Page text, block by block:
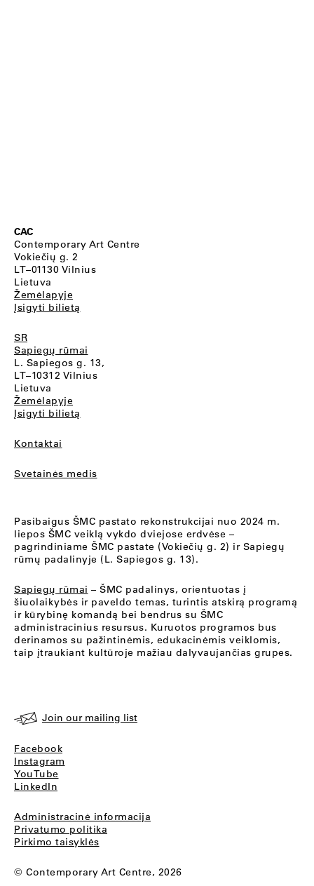
CAC
Contemporary Art Centre
Vokiečių g. 2
LT–01130 Vilnius
Lietuva
Žemėlapyje
Įsigyti bilietą
SR
Sapiegų rūmai
L. Sapiegos g. 13,
LT–10312 Vilnius
Lietuva
Žemėlapyje
Įsigyti bilietą
Kontaktai
Svetainės medis
Pasibaigus ŠMC pastato rekonstrukcijai nuo 2024 m.
liepos ŠMC veiklą vykdo dviejose erdvėse –
pagrindiniame ŠMC pastate (Vokiečių g. 2) ir Sapiegų
rūmų padalinyje (L. Sapiegos g. 13).
Sapiegų rūmai – ŠMC padalinys, orientuotas į
šiuolaikybės ir paveldo temas, turintis atskirą programą
ir kūrybinę komandą bei bendrus su ŠMC
administracinius resursus. Kuruotos programos bus
derinamos su pažintinėmis, edukacinėmis veiklomis,
taip įtraukiant kultūroje mažiau dalyvaujančias grupes.
Join our mailing list
Facebook
Instagram
YouTube
LinkedIn
Administracinė informacija
Privatumo politika
Pirkimo taisyklės
© Contemporary Art Centre, 2026